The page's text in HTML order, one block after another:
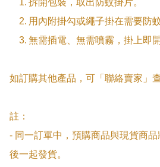
如訂購其他產品，可「聯絡賣家」查
註：
- 同一訂單中，預購商品與現貨商
後一起發貨。